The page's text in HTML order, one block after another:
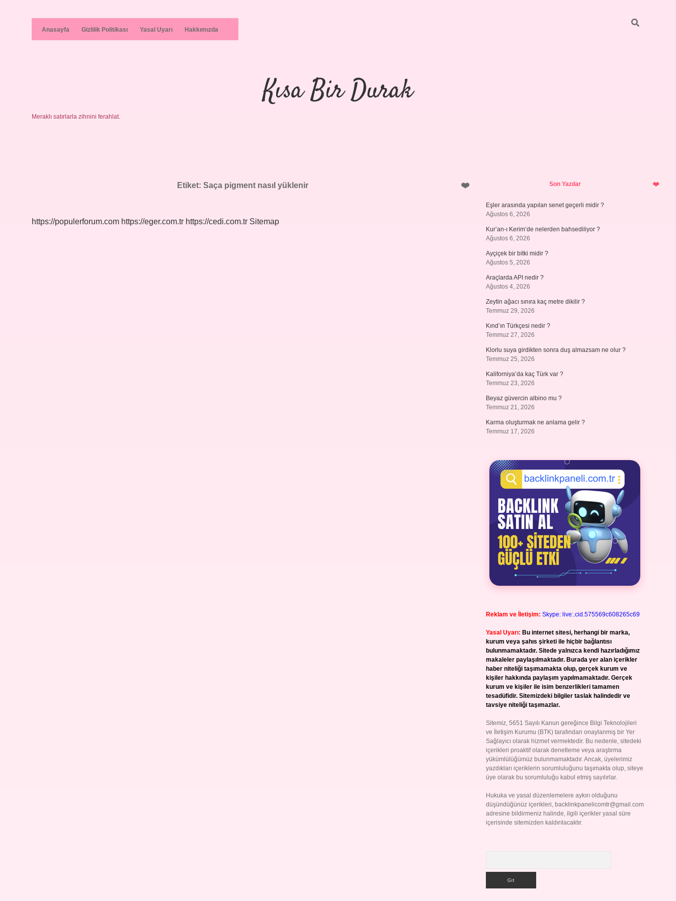
Anasayfa Gizlilik Politikası Yasal Uyarı Hakkımızda
Kısa Bir Durak
Meraklı satırlarla zihnini ferahlat.
Etiket:Saça pigment nasıl yüklenir
https://populerforum.com https://eger.com.tr https://cedi.com.tr Sitemap
SidebarSon Yazılar
Eşler arasında yapılan senet geçerli midir ?
Ağustos 6, 2026
Kur’an-ı Kerim’de nelerden bahsediliyor ?
Ağustos 6, 2026
Ayçiçek bir bitki midir ?
Ağustos 5, 2026
Araçlarda API nedir ?
Ağustos 4, 2026
Zeytin ağacı sınıra kaç metre dikilir ?
Temmuz 29, 2026
Kınd’ın Türkçesi nedir ?
Temmuz 27, 2026
Klorlu suya girdikten sonra duş almazsam ne olur ?
Temmuz 25, 2026
Kaliforniya’da kaç Türk var ?
Temmuz 23, 2026
Beyaz güvercin albino mu ?
Temmuz 21, 2026
Karma oluşturmak ne anlama gelir ?
Temmuz 17, 2026
Reklam ve İletişim: Skype: live:.cid.575569c608265c69
Yasal Uyarı: Bu internet sitesi, herhangi bir marka,
kurum veya şahıs şirketi ile hiçbir bağlantısı
bulunmamaktadır. Sitede yalnızca kendi hazırladığımız
makaleler paylaşılmaktadır. Burada yer alan içerikler
haber niteliği taşımamakta olup, gerçek kurum ve
kişiler hakkında paylaşım yapılmamaktadır. Gerçek
kurum ve kişiler ile isim benzerlikleri tamamen
tesadüfidir. Sitemizdeki bilgiler taslak halindedir ve
tavsiye niteliği taşımazlar.
Sitemiz, 5651 Sayılı Kanun gereğince Bilgi Teknolojileri
ve İletişim Kurumu (BTK) tarafından onaylanmış bir Yer
Sağlayıcı olarak hizmet vermektedir. Bu nedenle, sitedeki
içerikleri proaktif olarak denetleme veya araştırma
yükümlülüğümüz bulunmamaktadır. Ancak, üyelerimiz
yazdıkları içeriklerin sorumluluğunu taşımakta olup, siteye
üye olarak bu sorumluluğu kabul etmiş sayılırlar.
Hukuka ve yasal düzenlemelere aykırı olduğunu
düşündüğünüz içerikleri, backlinkpanelicomtr@gmail.com
adresine bildirmeniz halinde, ilgili içerikler yasal süre
içerisinde sitemizden kaldırılacaktır.